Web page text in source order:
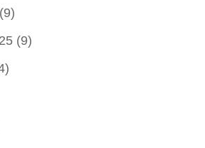
(9)